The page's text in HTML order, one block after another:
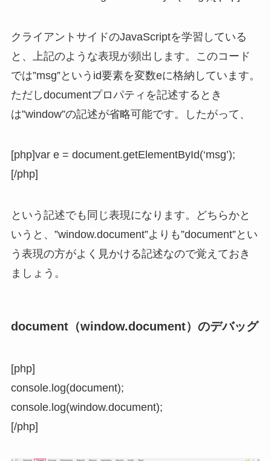
クライアントサイドのJavaScriptを学習している
と、上記のような表現が頻出します。このコード
では”msg”というid要素を変数eに格納しています。
ただしdocumentプロパティを記述するとき
は”window”の記述が省略可能です。したがって、
[php]var e = document.getElementById(‘msg’);
[/php]
という記述でも同じ表現になります。どちらかと
いうと、”window.document”よりも”document”とい
う表現の方がよく見かける記述なので覚えておき
ましょう。
document（window.document）のデバッグ
[php]
console.log(document);
console.log(window.document);
[/php]